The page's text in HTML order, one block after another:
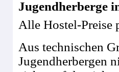
Jugendherberge
Alle Hostel-Preise
Aus technischen
Jugendherbergen